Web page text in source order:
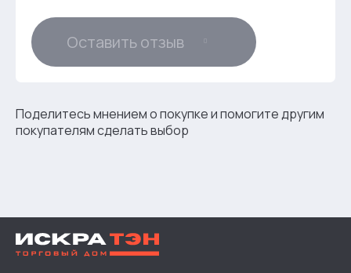
Оставить отзыв
Поделитесь мнением о покупке и помогите другим
покупателям сделать выбор